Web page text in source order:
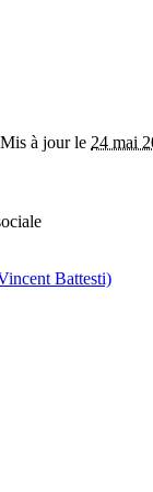
Mis à jour le 24 mai
Battesti)